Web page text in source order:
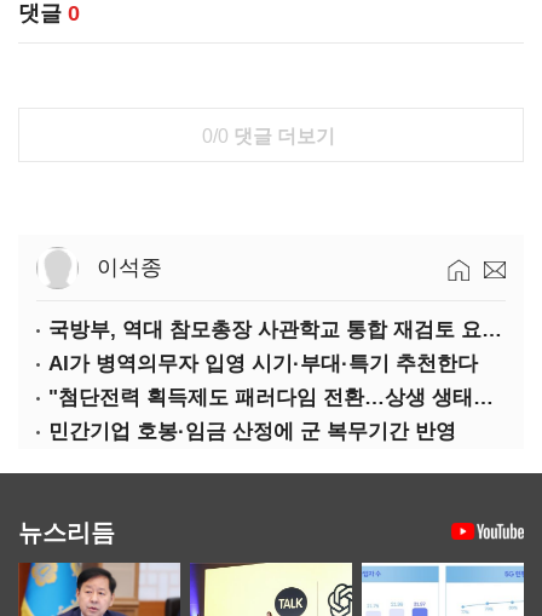
댓글 0
0/0 댓글 더보기
이석종
국방부, 역대 참모총장 사관학교 통합 재검토 요구에 "다양한 의견 수렴해 합리적 시스템 만들 것"
AI가 병역의무자 입영 시기·부대·특기 추천한다
"첨단전력 획득제도 패러다임 전환…상생 생태계 조성해 대체불가 K-방산 도약"
민간기업 호봉·임금 산정에 군 복무기간 반영
뉴스리듬